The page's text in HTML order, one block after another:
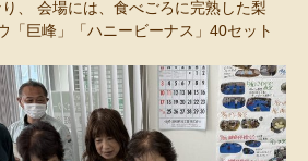
、 会場には、食べごろに完熟した梨
「巨峰」「ハニービーナス」40セット